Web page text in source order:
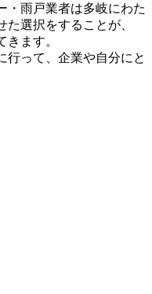
・雨戸業者は多岐にわた
選択をすることが、
ます。
行って、企業や自分にと